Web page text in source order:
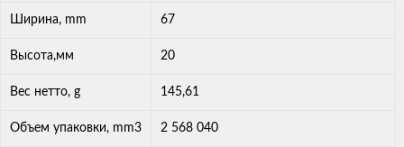
Ширина, mm 67
Высота,мм 20
Вес нетто, g 145,61
Объем упаковки, mm3 2 568 040